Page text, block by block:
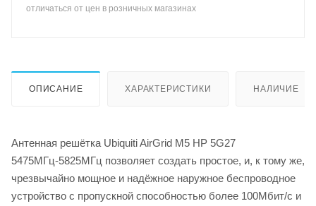
отличаться от цен в розничных магазинах
ОПИСАНИЕ ХАРАКТЕРИСТИКИ НАЛИЧИЕ
Антенная решётка Ubiquiti AirGrid M5 HP 5G27
5475MГц-5825MГц позволяет создать простое, и, к тому же,
чрезвычайно мощное и надёжное наружное беспроводное
устройство с пропускной способностью более 100Мбит/с и